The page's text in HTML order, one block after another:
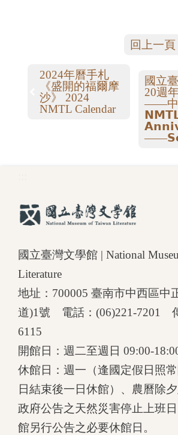
回上一頁
2024年曆手札
《盛開的福爾摩
沙》 2024
NMTL Calendar
國立
20週
——中
國立臺灣文學館 | National
Literature
地址：700005 臺南市中西區中
道)1號 電話：(06)221-7201
6115
開館日：週二至週日 09:00-
休館日：週一（逢國定假日照
日結束後一日休館）、農曆除夕
政府公告之天然災害停止上班
館另行公告之必要休館日。